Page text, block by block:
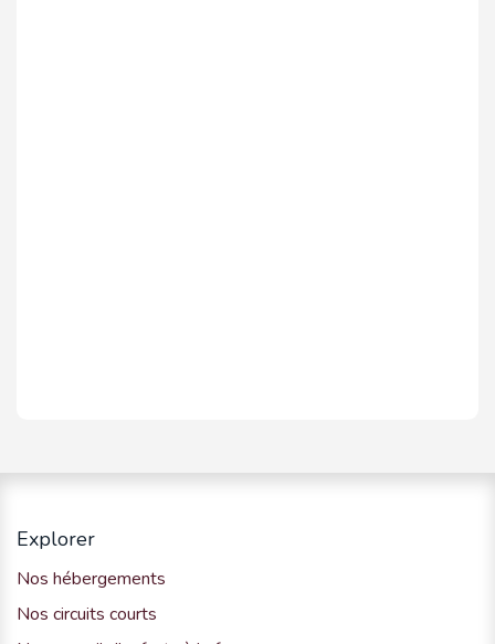
Explorer
Nos hébergements
Nos circuits courts